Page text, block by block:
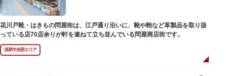
花川戸靴・はきもの問屋街は、江戸通り沿いに、靴や鞄など革製品を取り扱
っている店70店余りが軒を連ねて立ち並んでいる問屋商店街です。
浅草中央部エリア